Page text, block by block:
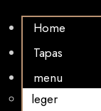
Home
Tapas
menu
leger